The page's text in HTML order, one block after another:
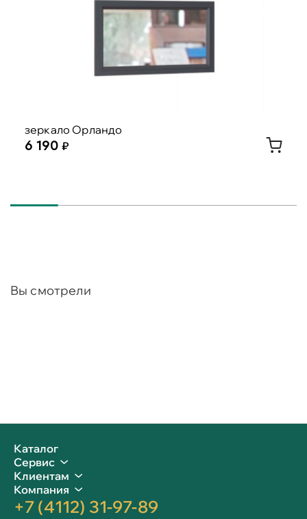
зеркало Орландо
6 190
Вы смотрели
Каталог
Сервис
Клиентам
Компания
+7 (4112) 31-97-89